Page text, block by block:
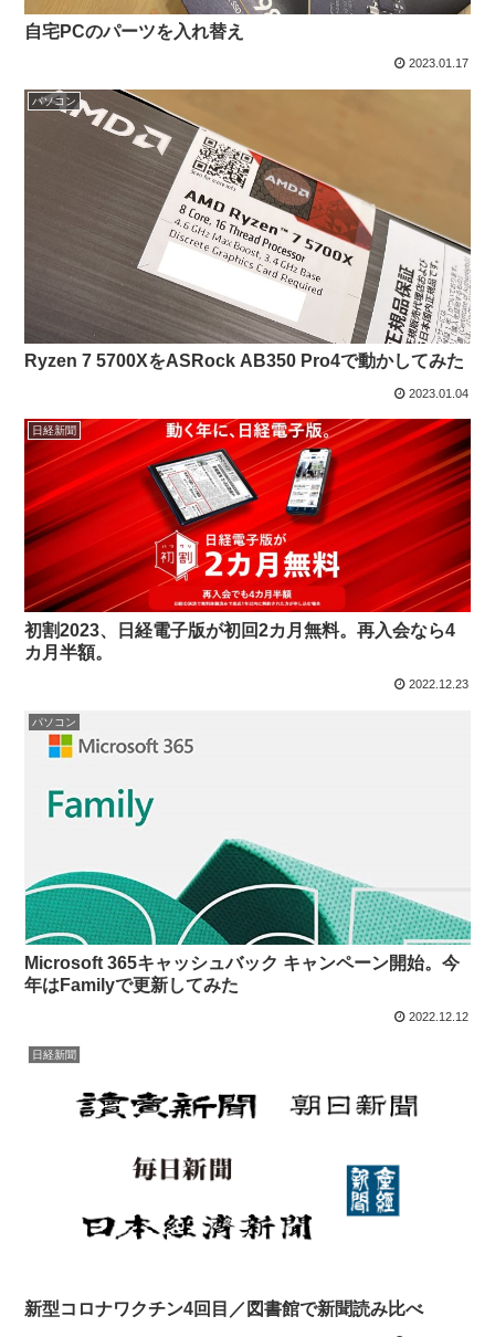
自宅PCのパーツを入れ替え
2023.01.17
パソコン
Ryzen 7 5700XをASRock AB350 Pro4で動かしてみた
2023.01.04
日経新聞
初割2023、日経電子版が初回2カ月無料。再入会なら4
カ月半額。
2022.12.23
パソコン
Microsoft 365キャッシュバック キャンペーン開始。今
年はFamilyで更新してみた
2022.12.12
日経新聞
新型コロナワクチン4回目／図書館で新聞読み比べ